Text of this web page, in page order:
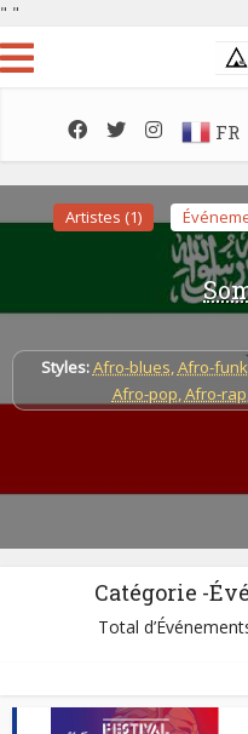
" "
FR
Artistes (1)
Styles:Afro-blues,Afro-funk
Afro-pop,Afro-rap
Catégorie -
Total